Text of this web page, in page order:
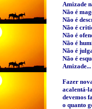
Amizade
Não é
Não é
Não é
Não é
Não é
Não é
Não é
Fazer
acalentá-
devemos
o quanto